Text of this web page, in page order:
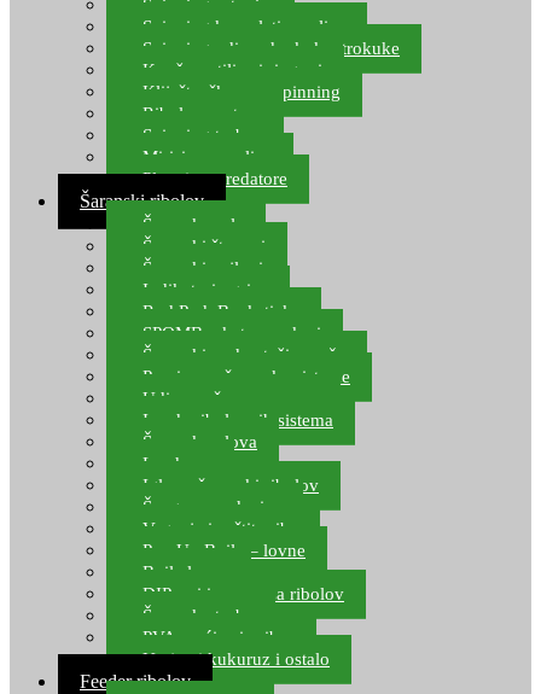
Spinning setovi
Spinning kompleti varalica
Spinning udice, dvokuke, trokuke
Kopče, vrtilice i ringovi
Kliješta, škare za spinning
Ribolov pastrve
Spinning torbe
Mirisi za varalice
Plovci za predatore
Šaranski ribolov
Šaranske role
Šaranski štapovi
Šaranski najloni
Indikatori ugriza
Rod Pod, Banksticks
SPOMB rakete, markeri
Šaranski podmetači, mreže
Pernice za šaranske sisteme
Udice za šarana, amura
Izrada ribolovnih sistema
Šaranska olova
Leadcore
Igle za šaranski ribolov
Špage, upredenice
Vaganje i zaštita ribe
Pop Up Boile – lovne
Boile lovne
DIP-ovi i arome za ribolov
Šaranske torbe
PVA vrećice i pribor
Umjetni kukuruz i ostalo
Feeder ribolov